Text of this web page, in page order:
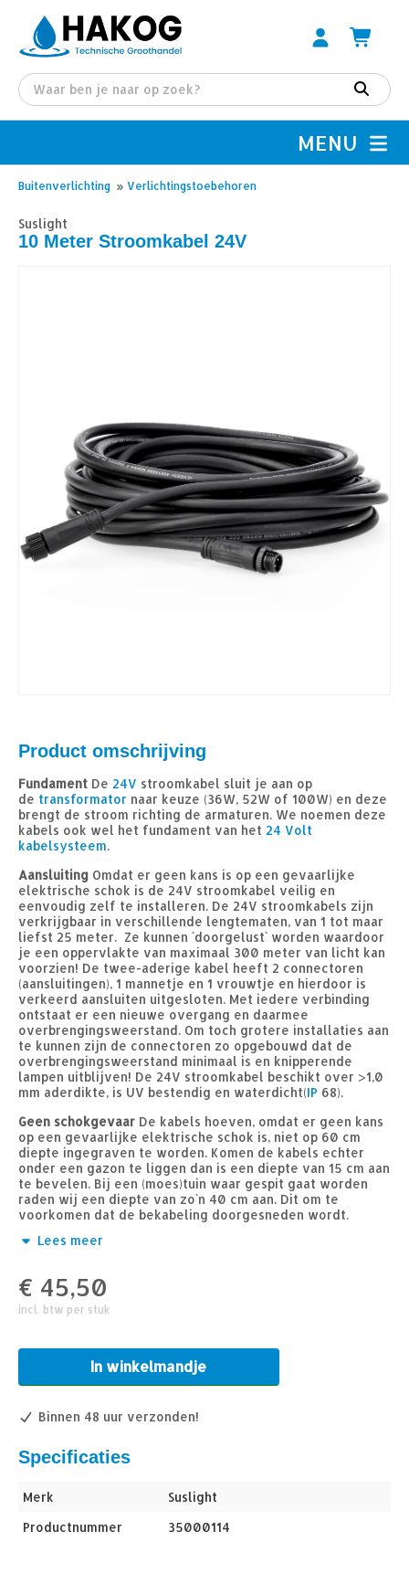
MENU
Buitenverlichting » Verlichtingstoebehoren
Suslight
10 Meter Stroomkabel 24V
Product omschrijving
Fundament De 24V stroomkabel sluit je aan op
de transformator naar keuze (36W, 52W of 100W) en deze
brengt de stroom richting de armaturen. We noemen deze
kabels ook wel het fundament van het 24 Volt
kabelsysteem.
Aansluiting Omdat er geen kans is op een gevaarlijke
elektrische schok is de 24V stroomkabel veilig en
eenvoudig zelf te installeren. De 24V stroomkabels zijn
verkrijgbaar in verschillende lengtematen, van 1 tot maar
liefst 25 meter. Ze kunnen `doorgelust` worden waardoor
je een oppervlakte van maximaal 300 meter van licht kan
voorzien! De twee-aderige kabel heeft 2 connectoren
(aansluitingen), 1 mannetje en 1 vrouwtje en hierdoor is
verkeerd aansluiten uitgesloten. Met iedere verbinding
ontstaat er een nieuwe overgang en daarmee
overbrengingsweerstand. Om toch grotere installaties aan
te kunnen zijn de connectoren zo opgebouwd dat de
overbrengingsweerstand minimaal is en knipperende
lampen uitblijven! De 24V stroomkabel beschikt over >1,0
mm aderdikte, is UV bestendig en waterdicht(IP 68).
Geen schokgevaar De kabels hoeven, omdat er geen kans
op een gevaarlijke elektrische schok is, niet op 60 cm
diepte ingegraven te worden. Komen de kabels echter
onder een gazon te liggen dan is een diepte van 15 cm aan
te bevelen. Bij een (moes)tuin waar gespit gaat worden
raden wij een diepte van zo`n 40 cm aan. Dit om te
voorkomen dat de bekabeling doorgesneden wordt.
Specificaties
Toepassing Stroomkabel
Spanning 24V
IP Rating IP68
Lengte
Lees meer
€ 45,50
incl. btw per stuk
In winkelmandje
Binnen 48 uur verzonden!
Specificaties
Merk
Suslight
Productnummer
35000114